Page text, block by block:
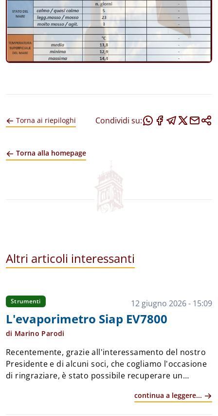
Torna ai riepiloghi Condividi su:
Torna alla homepage
Altri articoli interessanti
Strumenti 12 giugno 2026 - 15:09
L'evaporimetro Siap EV7800
di Marino Parodi
Recentemente, grazie all'interessamento del nostro
Presidente e di alcuni soci, che cogliamo l'occasione
di ringraziare, è stato possibile recuperare un
conservato in condizioni pressoché perfette ...
continua a leggere...